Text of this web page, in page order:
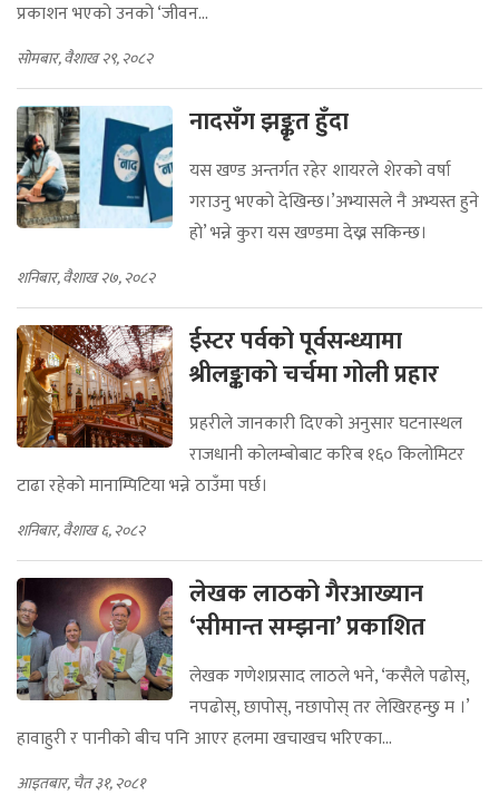
१० वर्षे लेखन यात्राको अनुभव पनि सुनाए । १० वर्ष पहिले नेपालयबाटै
प्रकाशन भएको उनको ‘जीवन...
सोमबार, वैशाख २९, २०८२
नादसँग झङ्कृत हुँदा
यस खण्ड अन्तर्गत रहेर शायरले शेरको वर्षा
गराउनु भएको देखिन्छ।’अभ्यासले नै अभ्यस्त हुने
शनिबार, वैशाख २७, २०८२
ईस्टर पर्वको पूर्वसन्ध्यामा
श्रीलङ्काको चर्चमा गोली प्रहार
प्रहरीले जानकारी दिएको अनुसार घटनास्थल
राजधानी कोलम्बोबाट करिब १६० किलोमिटर
टाढा रहेको मानाम्पिटिया भन्ने ठाउँमा पर्छ।
शनिबार, वैशाख ६, २०८२
लेखक लाठको गैरआख्यान
‘सीमान्त सम्झना’ प्रकाशित
लेखक गणेशप्रसाद लाठले भने, ‘कसैले पढोस्,
नपढोस्, छापोस्, नछापोस् तर लेखिरहन्छु म ।’
हावाहुरी र पानीको बीच पनि आएर हलमा खचाखच भरिएका...